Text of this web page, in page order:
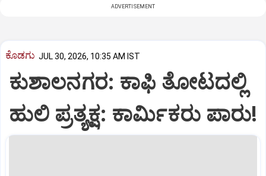
ADVERTISEMENT
ಕೊಡಗು JUL 30, 2026, 10:35 AM IST
ಕುಶಾಲನಗರ: ಕಾಫಿ ತೋಟದಲ್ಲಿ
ಹುಲಿ ಪ್ರತ್ಯಕ್ಷ: ಕಾರ್ಮಿಕರು ಪಾರು!